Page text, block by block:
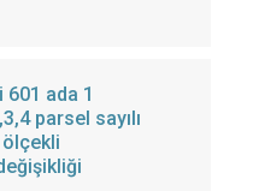
ada 1
parsel sayılı
ölçekli